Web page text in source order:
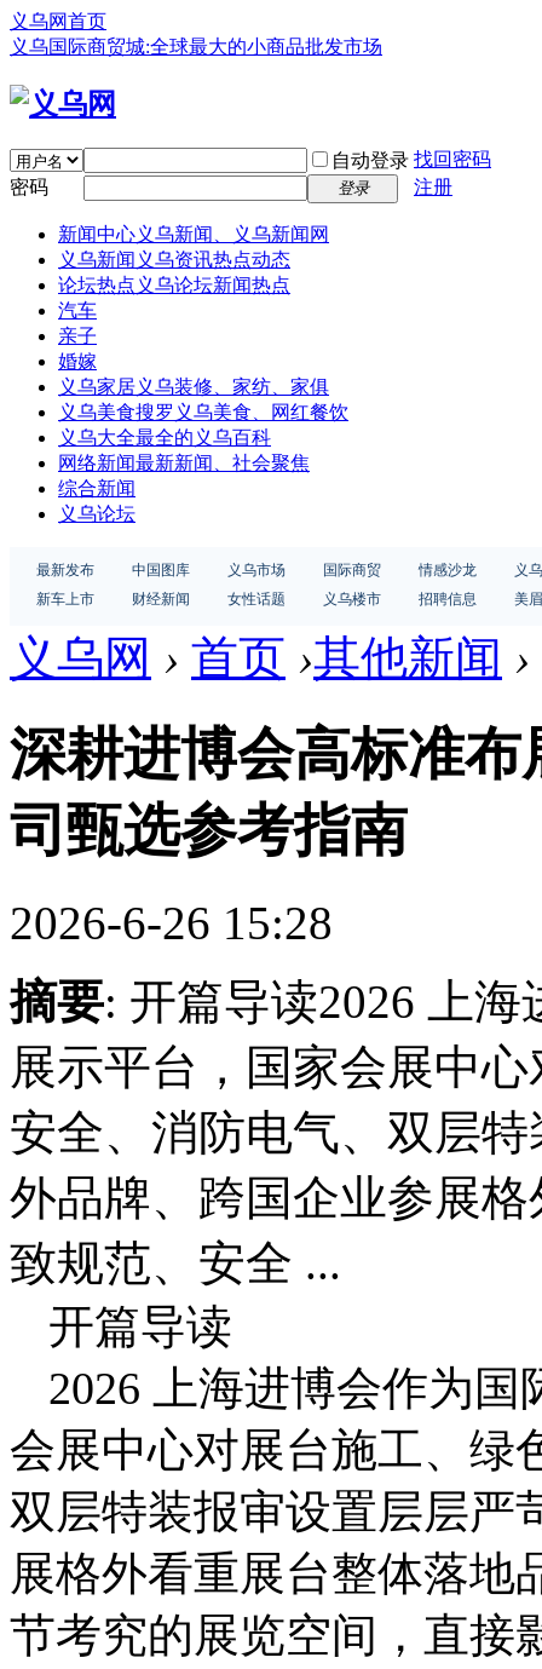
义乌网首页
义乌国际商贸城:全球最大的小商品批发市场
自动登录 找回密码
密码
登录 注册
新闻中心义乌新闻、义乌新闻网
义乌新闻 义乌资讯热点动态
论坛热点 义乌论坛新闻热点
汽车
亲子
婚嫁
义乌家居义乌装修、家纺、家俱
义乌美食搜罗义乌美食、网红餐饮
义乌大全最全的义乌百科
网络新闻最新新闻、社会聚焦
综合新闻
义乌论坛
最新发布 中国图库 义乌市场 国际商贸 情感沙龙
义
新车上市
财经新闻 女性话题 义乌楼市 招聘信息 美
义乌网 › 首页 ›其他新闻 ›
深耕进博会高标准
司甄选参考指南
2026-6-26 15:28
摘要: 开篇导读2026 上
展示平台，国家会展中
安全、消防电气、双层
外品牌、跨国企业参展
致规范、安全 ...
开篇导读
2026 上海进博会作为
会展中心对展台施工、绿
双层特装报审设置层层严
展格外看重展台整体落地
节考究的展览空间，直接